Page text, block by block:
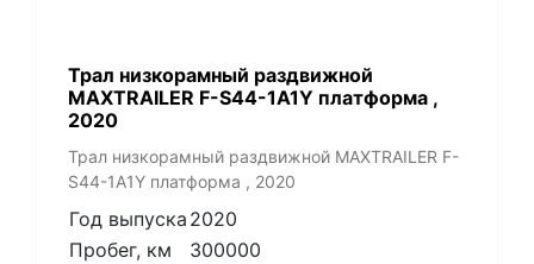
Трал низкорамный раздвижной
MAXTRAILER F-S44-1A1Y платформа ,
2020
Трал низкорамный раздвижной MAXTRAILER F-
S44-1A1Y платформа , 2020
Год выпуска 2020
Пробег, км
300000